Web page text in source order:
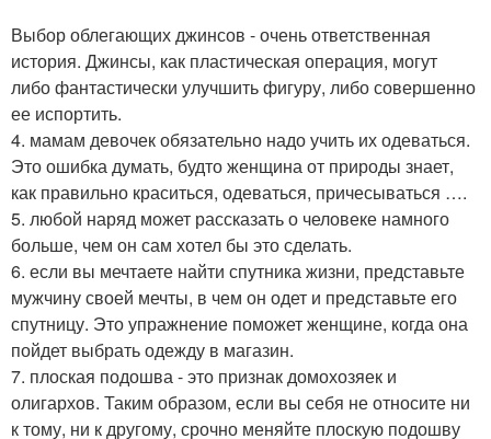
Выбор облегающих джинсов - очень ответственная
история. Джинсы, как пластическая операция, могут
либо фантастически улучшить фигуру, либо совершенно
ее испортить.
4. мамам девочек обязательно надо учить их одеваться.
Это ошибка думать, будто женщина от природы знает,
как правильно краситься, одеваться, причесываться ….
5. любой наряд может рассказать о человеке намного
больше, чем он сам хотел бы это сделать.
6. если вы мечтаете найти спутника жизни, представьте
мужчину своей мечты, в чем он одет и представьте его
спутницу. Это упражнение поможет женщине, когда она
пойдет выбрать одежду в магазин.
7. плоская подошва - это признак домохозяек и
олигархов. Таким образом, если вы себя не относите ни
к тому, ни к другому, срочно меняйте плоскую подошву